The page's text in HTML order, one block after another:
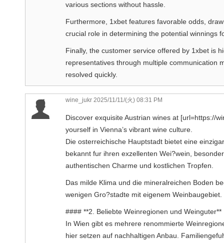
various sections without hassle.
Furthermore, 1xbet features favorable odds,
crucial role in determining the potential winnings
Finally, the customer service offered by 1xbet is
representatives through multiple communication
resolved quickly.
wine_jukr 2025/11/11/(火) 08:31 PM
Discover exquisite Austrian wines at [url=https://
yourself in Vienna’s vibrant wine culture.
Die osterreichische Hauptstadt bietet eine
bekannt fur ihren exzellenten Wei?wein,
authentischen Charme und kostlichen Tropfen.
Das milde Klima und die mineralreichen Boden
wenigen Gro?stadte mit eigenem Weinbaugebiet.
#### **2. Beliebte Weinregionen und Weinguter**
In Wien gibt es mehrere renommierte
hier setzen auf nachhaltigen Anbau.